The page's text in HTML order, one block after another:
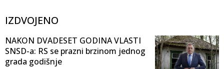
IZDVOJENO
NAKON DVADESET GODINA VLASTI
SNSD-a: RS se prazni brzinom jednog
grada godišnje